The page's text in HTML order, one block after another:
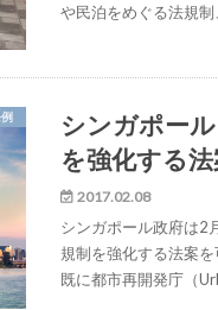
や民泊をめぐる法規
シンガポー
を強化する
2017.02.08
シンガポール政府は2
規制を強化する法案
既に都市再開発庁（